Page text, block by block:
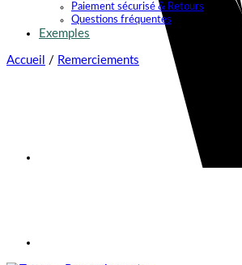
Paiement sécurisé & Retours
Questions fréquentes
Exemples
Accueil / Remerciements